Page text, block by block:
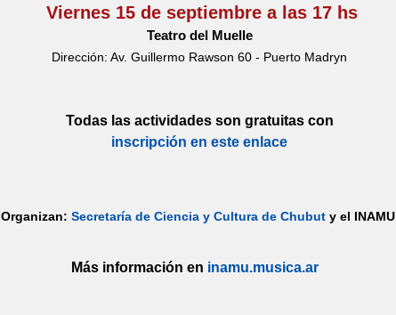
Viernes 15 de septiembre a las 17 hs
Teatro del Muelle
Dirección: Av. Guillermo Rawson 60 - Puerto Madryn
Todas las actividades son gratuitas con
inscripción en este enlace
Organizan: Secretaría de Ciencia y Cultura de Chubuty el INAMU
Más información en inamu.musica.ar